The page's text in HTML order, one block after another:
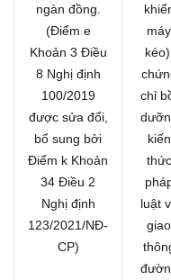
ngàn đồng.
(Điểm e
Khoản 3 Điều
8 Nghị định
100/2019
được sửa đổi,
bổ sung bởi
Điểm k Khoản
34 Điều 2
Nghị định
123/2021/NĐ-
CP)
máy
chỉ
kiến
thức
luật
giao